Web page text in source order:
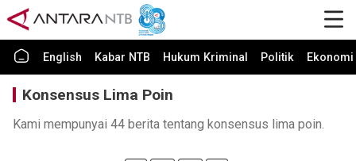
English Kabar NTB Hukum Kriminal Politik
Konsensus Lima Poin
Kami mempunyai 44 berita tentang konsensus lima poin.